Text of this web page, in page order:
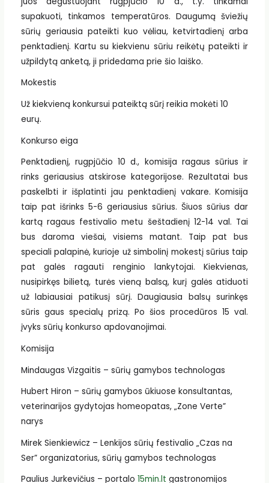
supakuoti, tinkamos temperatūros. Daugumą šviežių
sūrių geriausia pateikti kuo vėliau, ketvirtadienį arba
penktadienį. Kartu su kiekvienu sūriu reikėtų pateikti ir
užpildytą anketą, ji pridedama prie šio laiško.
Mokestis
Už kiekvieną konkursui pateiktą sūrį reikia mokėti 10
eurų.
Konkurso eiga
Penktadienį, rugpjūčio 10 d., komisija ragaus sūrius ir
rinks geriausius atskirose kategorijose. Rezultatai bus
paskelbti ir išplatinti jau penktadienį vakare. Komisija
taip pat išrinks 5-6 geriausius sūrius. Šiuos sūrius dar
kartą ragaus festivalio metu šeštadienį 12-14 val. Tai
bus daroma viešai, visiems matant. Taip pat bus
speciali palapinė, kurioje už simbolinį mokestį sūrius taip
pat galės ragauti renginio lankytojai. Kiekvienas,
nusipirkęs bilietą, turės vieną balsą, kurį galės atiduoti
už labiausiai patikusį sūrį. Daugiausia balsų surinkęs
sūris gaus specialų prizą. Po šios procedūros 15 val.
įvyks sūrių konkurso apdovanojimai.
Komisija
Mindaugas Vizgaitis – sūrių gamybos technologas
Hubert Hiron – sūrių gamybos ūkiuose konsultantas,
veterinarijos gydytojas homeopatas, „Zone Verte”
narys
Mirek Sienkiewicz – Lenkijos sūrių festivalio „Czas na
Ser” organizatorius, sūrių gamybos technologas
Paulius Jurkevičius – portalo 15min.lt gastronomijos